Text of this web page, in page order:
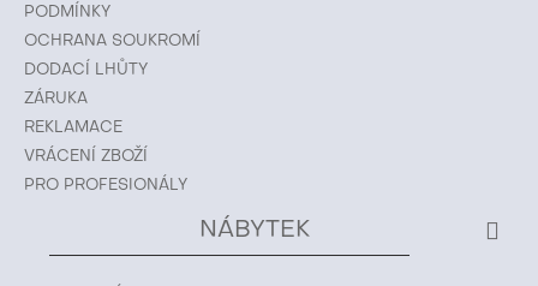
PODMÍNKY
OCHRANA SOUKROMÍ
DODACÍ LHŮTY
ZÁRUKA
REKLAMACE
VRÁCENÍ ZBOŽÍ
PRO PROFESIONÁLY
NÁBYTEK